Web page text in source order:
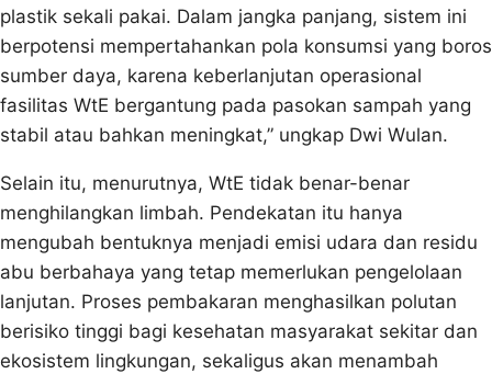
plastik sekali pakai. Dalam jangka panjang, sistem ini
berpotensi mempertahankan pola konsumsi yang boros
sumber daya, karena keberlanjutan operasional
fasilitas WtE bergantung pada pasokan sampah yang
stabil atau bahkan meningkat,” ungkap Dwi Wulan.
Selain itu, menurutnya, WtE tidak benar-benar
menghilangkan limbah. Pendekatan itu hanya
mengubah bentuknya menjadi emisi udara dan residu
abu berbahaya yang tetap memerlukan pengelolaan
lanjutan. Proses pembakaran menghasilkan polutan
berisiko tinggi bagi kesehatan masyarakat sekitar dan
ekosistem lingkungan, sekaligus akan menambah